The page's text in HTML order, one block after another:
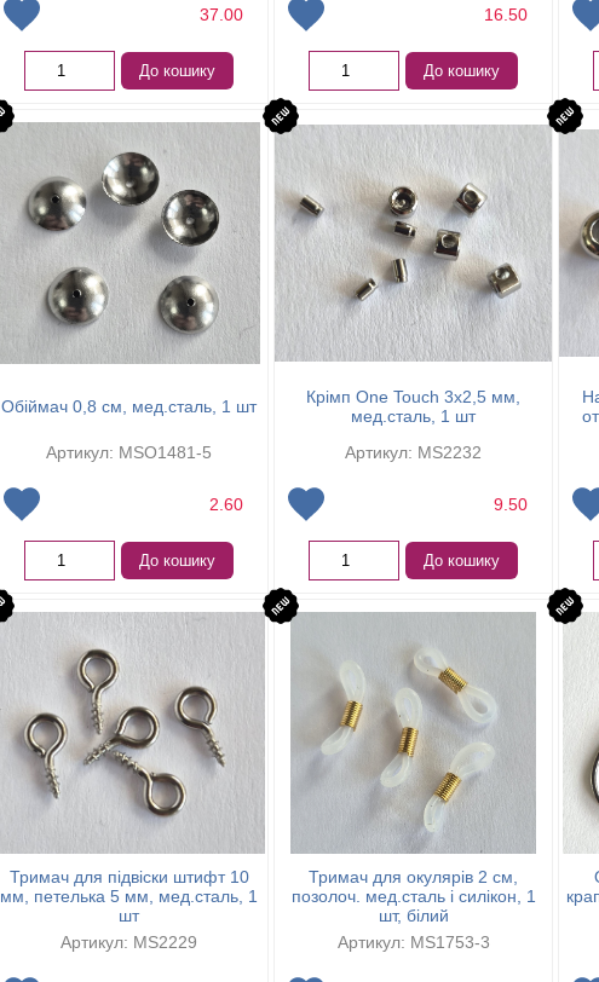
37.00
До кошику
16.50
До кошику
Обіймач 0,8 см, мед.сталь, 1 шт
Артикул: MSO1481-5
2.60
До кошику
Крімп One Touch 3х2,5 мм,
мед.сталь, 1 шт
Артикул: MS2232
9.50
До кошику
Тримач для підвіски штифт 10
мм, петелька 5 мм, мед.сталь, 1
шт
Артикул: MS2229
Тримач для окулярів 2 см,
позолоч. мед.сталь і силікон, 1
шт, білий
Артикул: MS1753-3